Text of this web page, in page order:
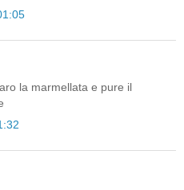
la marmellata e pure il